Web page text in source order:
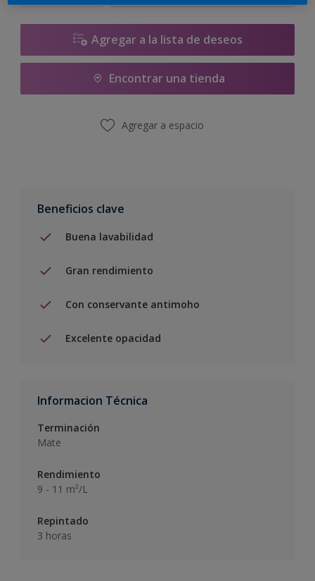
Agregar a la lista de deseos
Encontrar una tienda
Agregar a espacio
Beneficios clave
Buena lavabilidad
Gran rendimiento
Con conservante antimoho
Excelente opacidad
Informacion Técnica
Terminación
Mate
Rendimiento
9 - 11 m²/L
Repintado
3 horas